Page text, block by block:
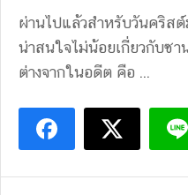
ผ่านไปแล้วสำหรับวันคริสต์
น่าสนใจไม่น้อยเกี่ยวกับซ
ต่างจากในอดีต คือ ...